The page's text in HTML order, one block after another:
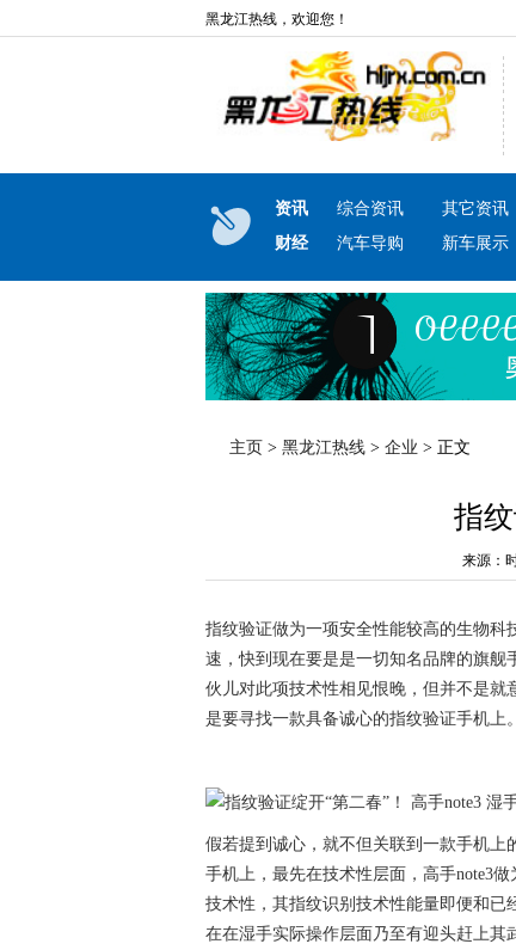
黑龙江热线，欢迎您！
资讯 综合资讯
其它资讯
财经
汽车导购 新车展示
主页 > 黑龙江热线 > 企业 > 正文
指
来源：
指纹验证做为一项安全性能较高的生物科
速，快到现在要是是一切知名品牌的旗舰
伙儿对此项技术性相见恨晚，但并不是就
是要寻找一款具备诚心的指纹验证手机上。
假若提到诚心，就不但关联到一款手机上
手机上，最先在技术性层面，高手note3
技术性，其指纹识别技术性能量即便和已
在在湿手实际操作层面乃至有迎头赶上其